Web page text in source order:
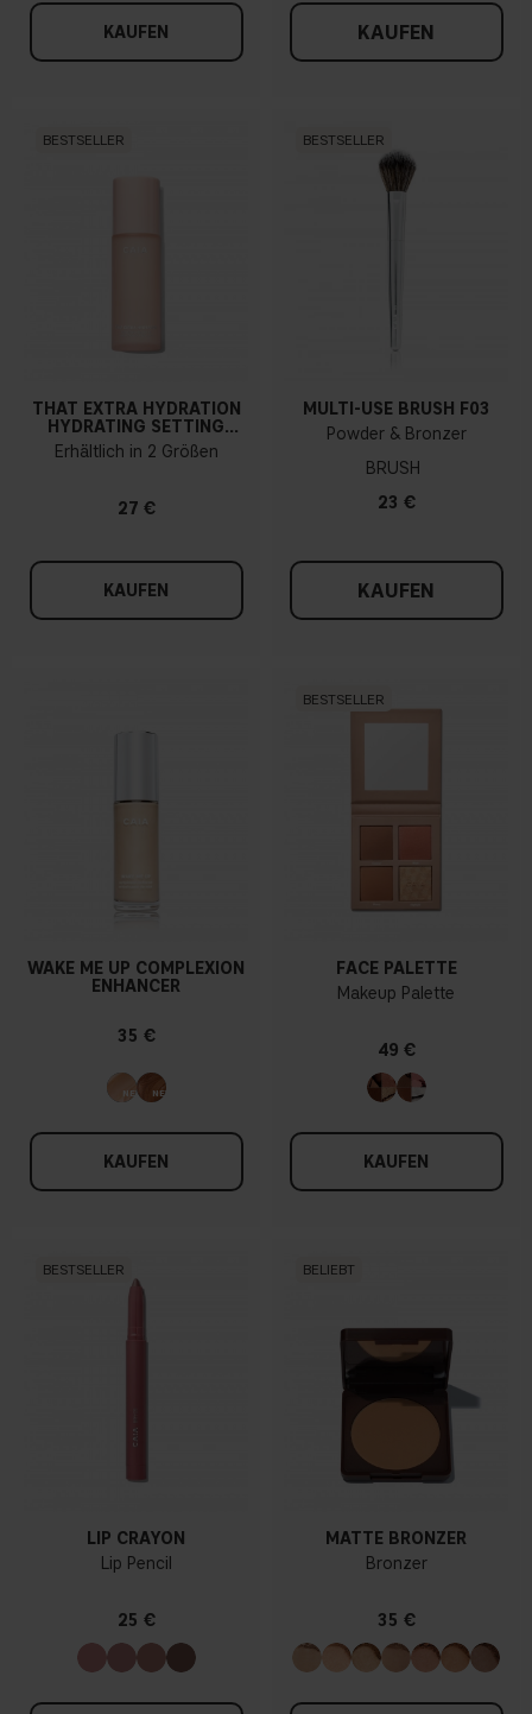
KAUFEN KAUFEN
BESTSELLER
THAT EXTRA HYDRATION
HYDRATING SETTING
SPRAY
Erhältlich in 2 Größen
27 €
KAUFEN
BESTSELLER
MULTI-USE BRUSH F03
Powder & Bronzer
BRUSH
23 €
KAUFEN
WAKE ME UP COMPLEXION
ENHANCER
35 €
KAUFEN
BESTSELLER
FACE PALETTE
Makeup Palette
49 €
KAUFEN
BESTSELLER
LIP CRAYON
Lip Pencil
25 €
BELIEBT
MATTE BRONZER
Bronzer
35 €